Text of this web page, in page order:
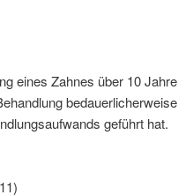
eines Zahnes über 10 Jahre
bedauerlicherweise
geführt hat.